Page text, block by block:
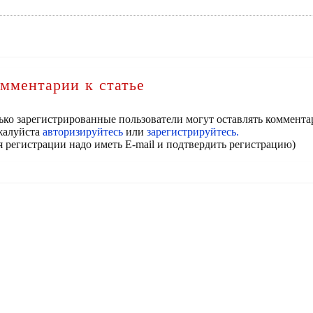
к статье
зарегистрированные пользователи могут оставлять
авторизируйтесь или зарегистрируйтесь.
регистрации надо иметь E-mail и подтвердить регистрацию)